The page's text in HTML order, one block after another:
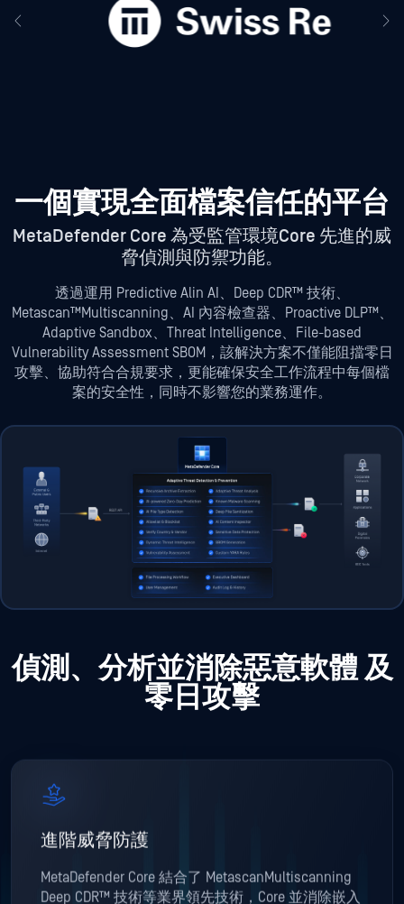
一個實現全面檔案信任的平台
MetaDefender Core 為受監管環境Core 先進的威
脅偵測與防禦功能。
透過運用 Predictive Alin AI、Deep CDR™ 技術、
Metascan™Multiscanning、AI 內容檢查器、Proactive DLP™、
Adaptive Sandbox、Threat Intelligence、File-based
Vulnerability Assessment SBOM，該解決方案不僅能阻擋零日
攻擊、協助符合合規要求，更能確保安全工作流程中每個檔
案的安全性，同時不影響您的業務運作。
偵測、分析並消除惡意軟體 及
零日攻擊
進階威脅防護
MetaDefender Core 結合了 MetascanMultiscanning
Deep CDR™ 技術等業界領先技術，Core 並消除嵌入